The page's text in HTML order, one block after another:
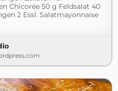
Chicorée 50 g Feldsalat 40
2 Essl. Salatmayonnaise